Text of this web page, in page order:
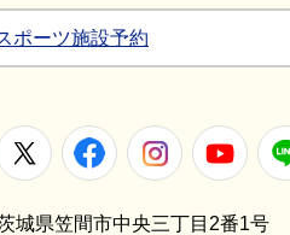
ポーツ施設予約
間市役所
X FacebookInstagram
城県笠間市中央三丁目2番1号